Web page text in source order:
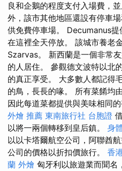
良和企鵝的程度支付入場費，
外，該市其他地區還設有停車
供免費停車場。 Decumanus
在這裡全天停放。 該城市養老
Szarvas。 新西蘭是一個非常
的人居住。 參觀德文波特以北
的真正享受。 大多數人都記得
的鳥，長長的喙。 所有菜餚均
因此每道菜都提供與美味相同的
外燴 推薦 東南旅行社 台胞證
以將一兩個轉移到皇后鎮。 身
以以卡塔爾航空公司，阿聯酋
公司的價格以折扣價旅行。 香
蘭 外燴 匈牙利以旅遊業而聞名